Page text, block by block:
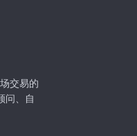
交易的
问、自